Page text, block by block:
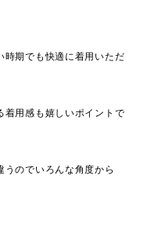
時期でも快適に着用いただ
着用感も嬉しいポイントで
うのでいろんな角度から